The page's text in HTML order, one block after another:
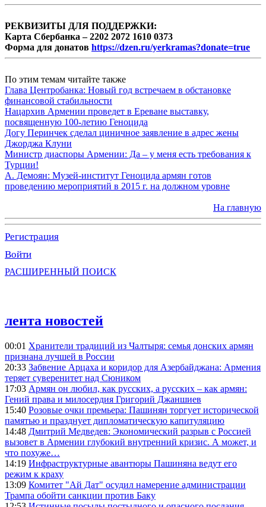
РЕКВИЗИТЫ ДЛЯ ПОДДЕРЖКИ:
Карта Сбербанка – 2202 2072 1610 0373
Форма для донатов https://dzen.ru/yerkramas?donate=true
По этим темам читайте также
Глава Центробанка: Новый год встречаем в обстановке
финансовой стабильности
Нацархив Армении проведет в Ереване выставку,
посвященную 100-летию Геноцида
Догу Перинчек сделал циничное заявление в адрес жены
Джорджа Клуни
Министр диаспоры Армении: Да – у меня есть требования к
Турции!
А. Демоян: Музей-институт Геноцида армян готов
проведению мероприятий в 2015 г. на должном уровне
На главную
Регистрация
Войти
РАСШИРЕННЫЙ ПОИСК
лента новостей
00:01 Хранители традиций из Чалтыря: семья донских армян
признана лучшей в России
20:33 Забвение Арцаха и коридор для Азербайджана: Армения
теряет суверенитет над Сюником
17:03 Армян он любил, как русских, а русских – как армян:
Гений права и милосердия Григорий Джаншиев
15:40 Розовые очки премьера: Пашинян торгует исторической
памятью и празднует дипломатическую капитуляцию
14:48 Дмитрий Медведев: Экономический разрыв с Россией
вызовет в Армении глубокий внутренний кризис. А может, и
что похуже…
14:19 Инфраструктурные авантюры Пашиняна ведут его
режим к краху
13:09 Комитет "Ай Дат" осудил намерение администрации
Трампа обойти санкции против Баку